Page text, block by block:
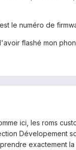
le numéro de
flashé mon
ici, les roms
Dévelopement
exactement la